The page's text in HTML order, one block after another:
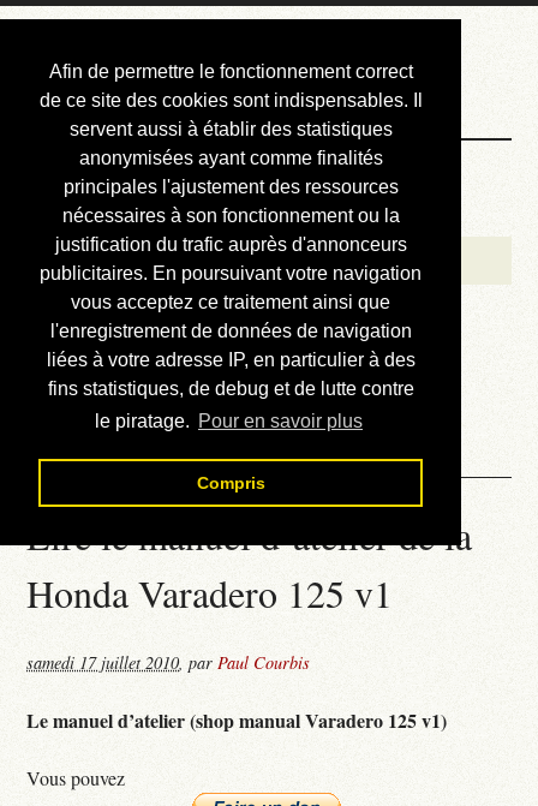
Afin de permettre le fonctionnement correct
de ce site des cookies sont indispensables. Il
servent aussi à établir des statistiques
anonymisées ayant comme finalités
principales l'ajustement des ressources
nécessaires à son fonctionnement ou la
justification du trafic auprès d'annonceurs
publicitaires. En poursuivant votre navigation
vous acceptez ce traitement ainsi que
l'enregistrement de données de navigation
liées à votre adresse IP, en particulier à des
fins statistiques, de debug et de lutte contre
le piratage. Pour en savoir plus
Compris
Courbis, « LE »
Blog Officiel
Bienvenue
Réalisations
Divers (et d’été)
Annonces
Liens externes
Téléchargement
Contact
Lire le manuel d’atelier de la
Honda Varadero 125 v1
samedi 17 juillet 2010,parPaul Courbis
Le manuel d’atelier (shop manual Varadero 125 v1)
Vous pouvez